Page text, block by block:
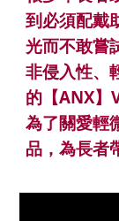
到必須配戴
光而不敢嘗
非侵入性、
的【ANX】
為了關愛輕
品，為長者